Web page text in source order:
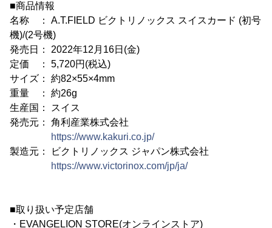
■商品情報
名称 ： A.T.FIELD ビクトリノックス スイスカード (初号
機)/(2号機)
発売日： 2022年12月16日(金)
定価 ： 5,720円(税込)
サイズ： 約82×55×4mm
重量 ： 約26g
生産国： スイス
発売元： 角利産業株式会社
https://www.kakuri.co.jp/
製造元： ビクトリノックス ジャパン株式会社
https://www.victorinox.com/jp/ja/
■取り扱い予定店舗
・EVANGELION STORE(オンラインストア)